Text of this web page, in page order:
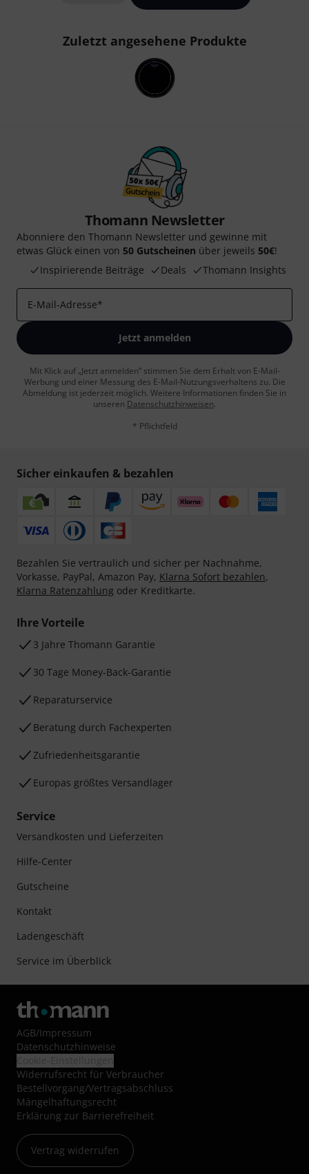
Zuletzt angesehene Produkte
Thomann Newsletter
Abonniere den Thomann Newsletter und gewinne mit
etwas Glück einen von 50 Gutscheinen über jeweils 50€!
Inspirierende Beiträge
Deals Thomann Insights
E-Mail-Adresse*
Jetzt anmelden
Mit Klick auf „Jetzt anmelden“ stimmen Sie dem Erhalt von E-Mail-
Werbung und einer Messung des E-Mail-Nutzungsverhaltens zu. Die
Abmeldung ist jederzeit möglich. Weitere Informationen finden Sie in
unseren Datenschutzhinweisen.
* Pflichtfeld
Sicher einkaufen & bezahlen
Bezahlen Sie vertraulich und sicher per Nachnahme,
Vorkasse, PayPal, Amazon Pay, Klarna Sofort bezahlen,
Klarna Ratenzahlung oder Kreditkarte.
Ihre Vorteile
3 Jahre Thomann Garantie
30 Tage Money-Back-Garantie
Reparaturservice
Beratung durch Fachexperten
Zufriedenheitsgarantie
Europas größtes Versandlager
Service
Versandkosten und Lieferzeiten
Hilfe-Center
Gutscheine
Kontakt
Ladengeschäft
Service im Überblick
AGB/Impressum
Datenschutzhinweise
Widerrufsrecht für Verbraucher
Bestellvorgang/Vertragsabschluss
Mängelhaftungsrecht
Erklärung zur Barrierefreiheit
Vertrag widerrufen